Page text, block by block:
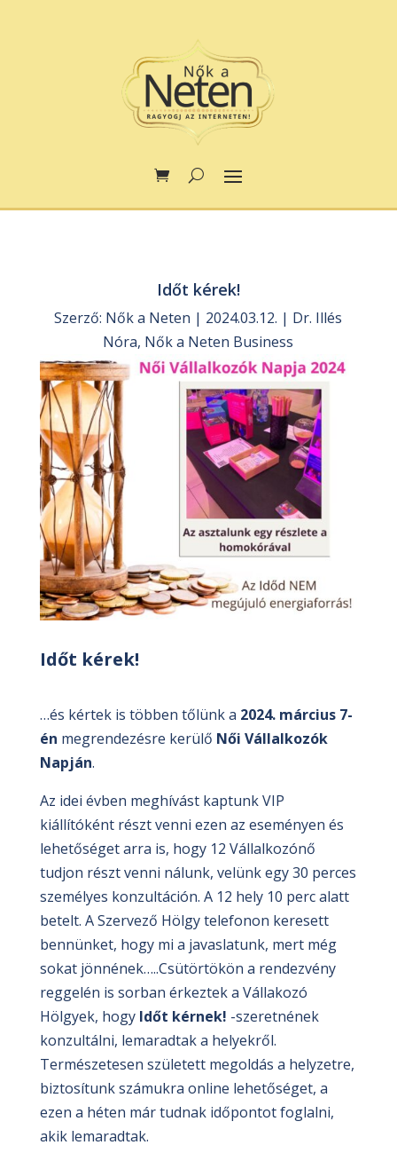
Időt kérek!
Szerző: Nők a Neten | 2024.03.12. | Dr. Illés
Nóra, Nők a Neten Business
Időt kérek!
…és kértek is többen tőlünk a 2024. március 7-
én megrendezésre kerülő Női Vállalkozók
Napján.
Az idei évben meghívást kaptunk VIP
kiállítóként részt venni ezen az eseményen és
lehetőséget arra is, hogy 12 Vállalkozónő
tudjon részt venni nálunk, velünk egy 30 perces
személyes konzultáción. A 12 hely 10 perc alatt
betelt. A Szervező Hölgy telefonon keresett
bennünket, hogy mi a javaslatunk, mert még
sokat jönnének…..Csütörtökön a rendezvény
reggelén is sorban érkeztek a Vállakozó
Hölgyek, hogy Időt kérnek! -szeretnének
konzultálni, lemaradtak a helyekről.
Természetesen született megoldás a helyzetre,
biztosítunk számukra online lehetőséget, a
ezen a héten már tudnak időpontot foglalni,
akik lemaradtak.